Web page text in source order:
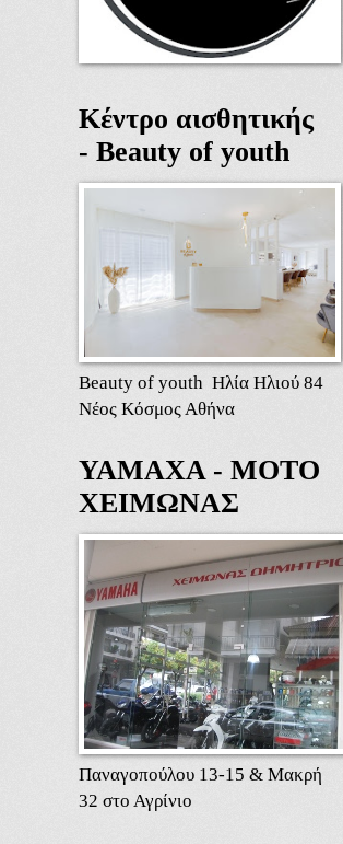
Κέντρο αισθητικής
- Beauty of youth
Beauty of youth Ηλία Ηλιού 84
Νέος Κόσμος Αθήνα
ΥΑΜΑΧΑ - ΜΟΤΟ
ΧΕΙΜΩΝΑΣ
Παναγοπούλου 13-15 & Μακρή
32 στο Αγρίνιο